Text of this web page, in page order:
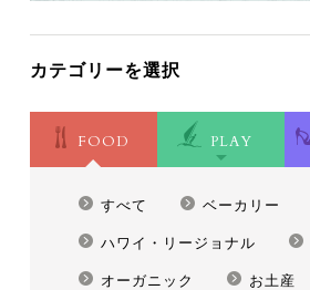
カテゴリーを選択
FOOD PLAY
すべて ベーカリー
ハワイ・リージョナル
オーガニック お土産